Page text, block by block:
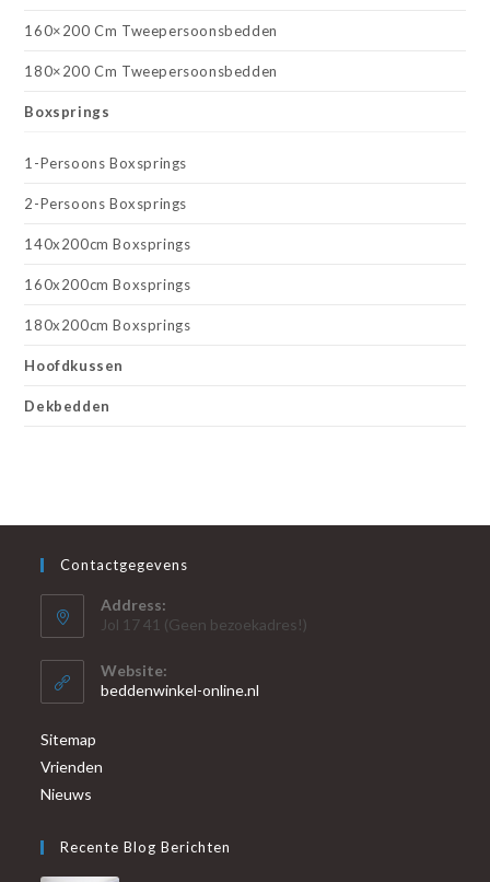
160×200 Cm Tweepersoonsbedden
180×200 Cm Tweepersoonsbedden
Boxsprings
1-Persoons Boxsprings
2-Persoons Boxsprings
140x200cm Boxsprings
160x200cm Boxsprings
180x200cm Boxsprings
Hoofdkussen
Dekbedden
Contactgegevens
Address:
Jol 17 41 (Geen bezoekadres!)
Website:
beddenwinkel-online.nl
Sitemap
Vrienden
Nieuws
Recente Blog Berichten